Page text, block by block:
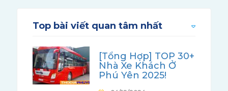
Top bài viết quan tâm nhất
[Tổng Hợp] TOP 30+
Nhà Xe Khách Ở
Phú Yên 2025!